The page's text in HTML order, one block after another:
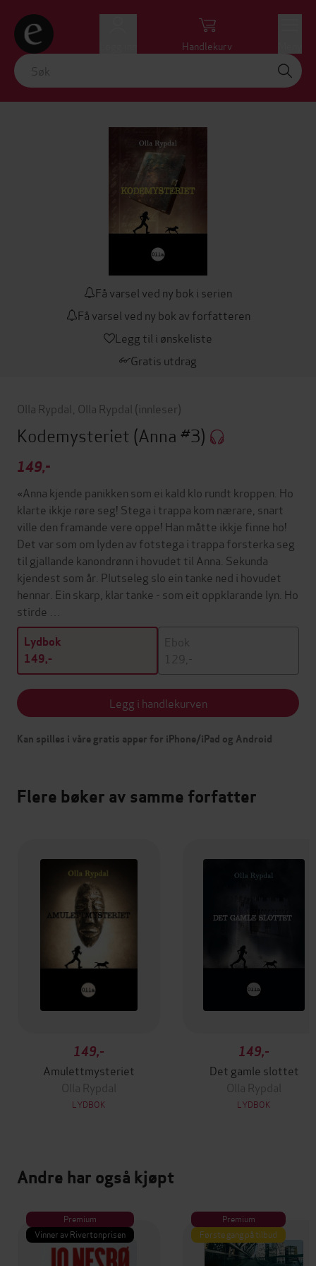
Handlekurv
Få varsel ved ny bok i serien
Få varsel ved ny bok av forfatteren
Legg til i ønskeliste
Gratis utdrag
Olla Rypdal Olla Rypdal (innleser)
Kodemysteriet (Anna #3)
149,-
«Anna kjende panikken som ei kald klo rundt kroppen. Ho
klarte ikkje røre seg! Stega i trappa kom nærare, snart
ville den framande vere oppe! Han måtte ikkje finne ho!
Det var som om lyden av fotstega i trappa forsterka seg
til gjallande kanondrønn i hovudet til Anna. Sekunda
kjendest som år. Plutseleg slo ein tanke ned i hovudet
hennar. Ein skarp, klar tanke - som eit oppklarande lyn. Ho
stirde …
Lydbok
149,-
Ebok
129,-
Legg i handlekurven
Kan spilles i våre gratis apper for iPhone/iPad og Android
Flere bøker av samme forfatter
149,-
Amulettmysteriet
Olla Rypdal
LYDBOK
149,-
Det gamle slottet
Olla Rypdal
LYDBOK
Andre har også kjøpt
Premium
Vinner av Rivertonprisen
Premium
Første gang på tilbud